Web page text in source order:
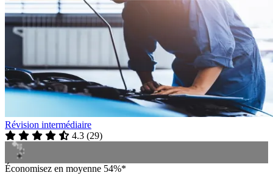
Révision intermédiaire
4.3 (29)
Économisez en moyenne 54%*